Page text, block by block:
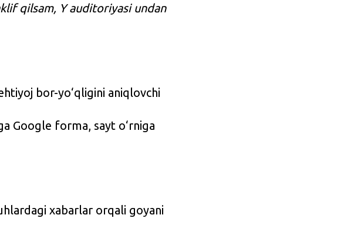
qilsam, Y auditoriyasi undan
bor-yo‘qligini aniqlovchi
Google forma, sayt o‘rniga
xabarlar orqali goyani